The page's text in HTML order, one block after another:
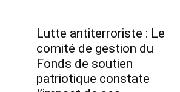
Lutte antiterroriste : Le
comité de gestion du
Fonds de soutien
patriotique constate